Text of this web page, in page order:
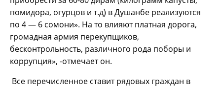
помидора, огурцов и т.д) в Душанбе реализуются
по 4 — 6 сомони». На то влияют платная дорога,
громадная армия перекупщиков,
бесконтрольность, различного рода поборы и
коррупция», -отмечает он.
Все перечисленное ставит рядовых граждан в